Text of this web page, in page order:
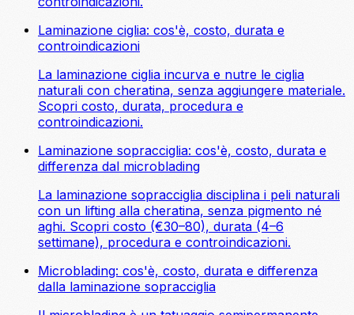
Laminazione ciglia: cos'è, costo, durata e
controindicazioni
La laminazione ciglia incurva e nutre le ciglia
naturali con cheratina, senza aggiungere materiale.
Scopri costo, durata, procedura e
controindicazioni.
Laminazione sopracciglia: cos'è, costo, durata e
differenza dal microblading
La laminazione sopracciglia disciplina i peli naturali
con un lifting alla cheratina, senza pigmento né
aghi. Scopri costo (€30–80), durata (4–6
settimane), procedura e controindicazioni.
Microblading: cos'è, costo, durata e differenza
dalla laminazione sopracciglia